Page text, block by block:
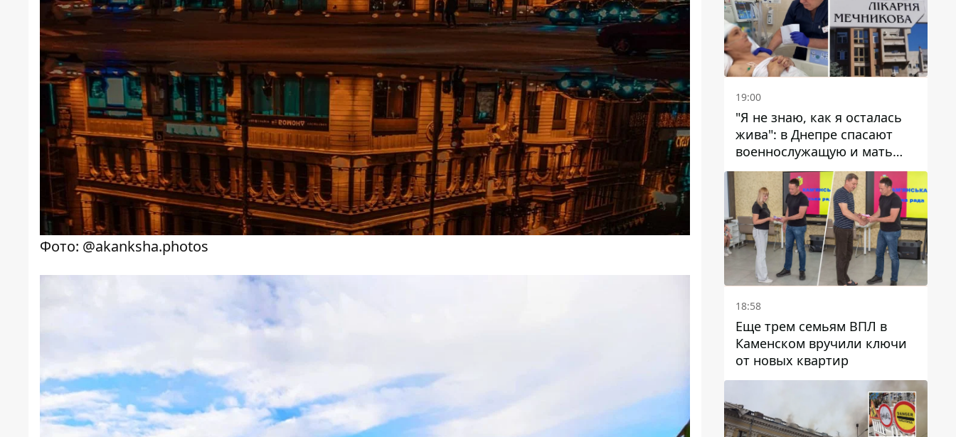
Фото: @akanksha.photos
19:00
"Я не знаю, как я осталась
жива": в Днепре спасают
военнослужащую и мать
четверых детей, которую
ранил КАБ
18:58
Еще трем семьям ВПЛ в
Каменском вручили ключи
от новых квартир